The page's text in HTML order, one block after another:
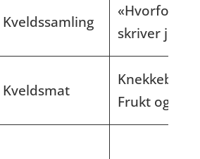
Kveldssamling
«Hvorfor
skriver jeg?»
Kveldsmat
Knekkebrød.
Frukt og